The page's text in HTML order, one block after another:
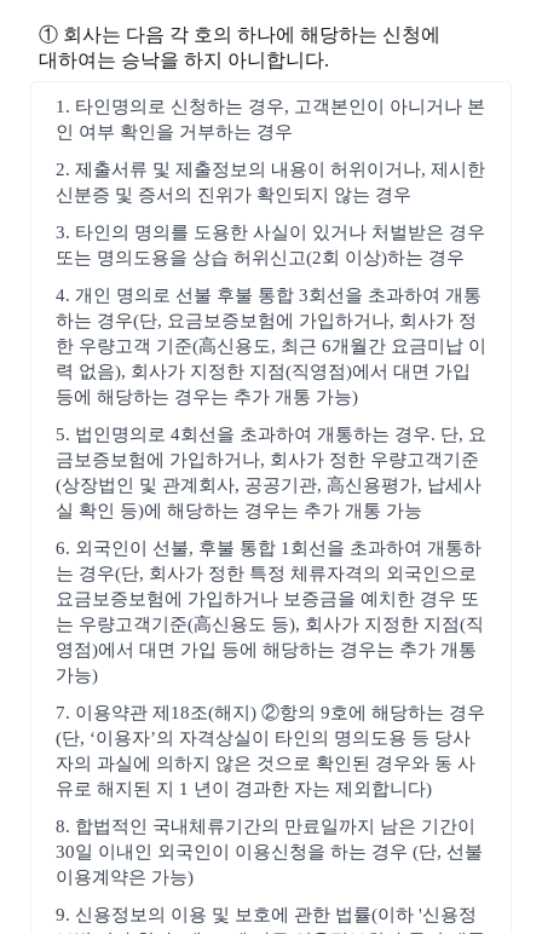
① 회사는 다음 각 호의 하나에 해당하는 신청에
대하여는 승낙을 하지 아니합니다.
1. 타인명의로 신청하는 경우, 고객본인이 아니거나 본
인 여부 확인을 거부하는 경우
2. 제출서류 및 제출정보의 내용이 허위이거나, 제시한
신분증 및 증서의 진위가 확인되지 않는 경우
3. 타인의 명의를 도용한 사실이 있거나 처벌받은 경우
또는 명의도용을 상습 허위신고(2회 이상)하는 경우
4. 개인 명의로 선불 후불 통합 3회선을 초과하여 개통
하는 경우(단, 요금보증보험에 가입하거나, 회사가 정
한 우량고객 기준(高신용도, 최근 6개월간 요금미납 이
력 없음), 회사가 지정한 지점(직영점)에서 대면 가입
등에 해당하는 경우는 추가 개통 가능)
5. 법인명의로 4회선을 초과하여 개통하는 경우. 단, 요
금보증보험에 가입하거나, 회사가 정한 우량고객기준
(상장법인 및 관계회사, 공공기관, 高신용평가, 납세사
실 확인 등)에 해당하는 경우는 추가 개통 가능
6. 외국인이 선불, 후불 통합 1회선을 초과하여 개통하
는 경우(단, 회사가 정한 특정 체류자격의 외국인으로
요금보증보험에 가입하거나 보증금을 예치한 경우 또
는 우량고객기준(高신용도 등), 회사가 지정한 지점(직
영점)에서 대면 가입 등에 해당하는 경우는 추가 개통
가능)
7. 이용약관 제18조(해지) ②항의 9호에 해당하는 경우
(단, ‘이용자’의 자격상실이 타인의 명의도용 등 당사
자의 과실에 의하지 않은 것으로 확인된 경우와 동 사
유로 해지된 지 1 년이 경과한 자는 제외합니다)
8. 합법적인 국내체류기간의 만료일까지 남은 기간이
30일 이내인 외국인이 이용신청을 하는 경우 (단, 선불
이용계약은 가능)
9. 신용정보의 이용 및 보호에 관한 법률(이하 '신용정